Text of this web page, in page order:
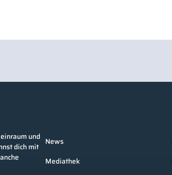
und
dich mit
News
Mediathek